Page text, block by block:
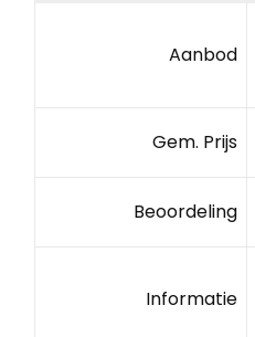
Aanbod
Gem. Prijs
Beoordeling
Informatie